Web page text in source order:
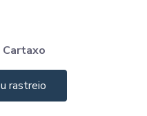
Cartaxo
rastreio